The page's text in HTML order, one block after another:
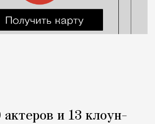
актеров и 13 клоун-